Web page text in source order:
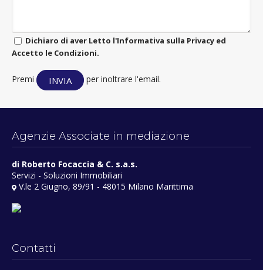
Dichiaro di aver Letto l'Informativa sulla Privacy ed
Accetto le Condizioni.
Premi per inoltrare l'email.
Agenzie Associate in mediazione
di Roberto Focaccia & C. s.a.s.
Servizi - Soluzioni Immobiliari
V.le 2 Giugno, 89/91 - 48015 Milano Marittima
Contatti